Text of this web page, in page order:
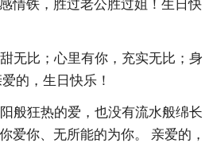
情铁，胜过老公胜过姐！生日快
无比；心里有你，充实无比；身
的，生日快乐！
般狂热的爱，也没有流水般绵长
爱你、无所能的为你。 亲爱的，